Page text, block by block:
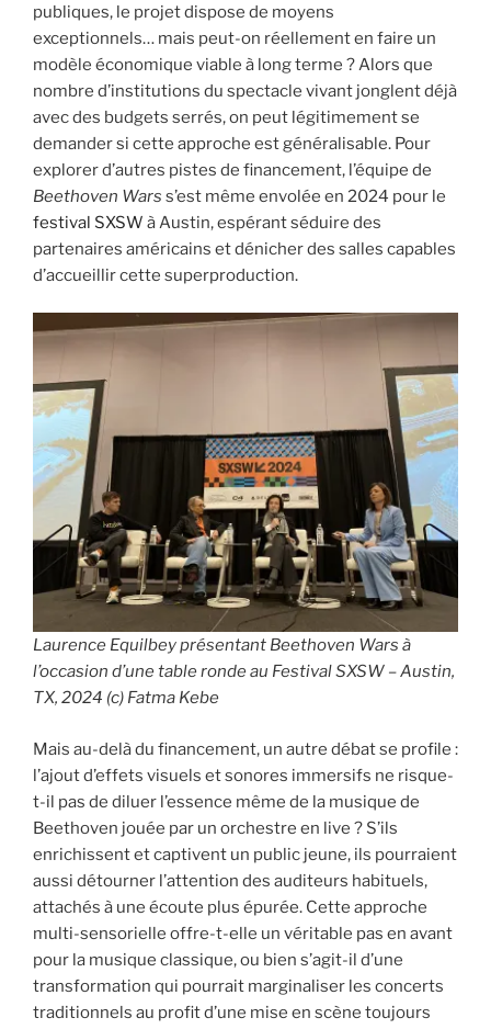
publiques, le projet dispose de moyens
exceptionnels… mais peut-on réellement en faire un
modèle économique viable à long terme ? Alors que
nombre d’institutions du spectacle vivant jonglent déjà
avec des budgets serrés, on peut légitimement se
demander si cette approche est généralisable. Pour
explorer d’autres pistes de financement, l’équipe de
Beethoven Wars s’est même envolée en 2024 pour le
festival SXSW à Austin, espérant séduire des
partenaires américains et dénicher des salles capables
d’accueillir cette superproduction.
Laurence Equilbey présentant Beethoven Wars à
l’occasion d’une table ronde au Festival SXSW – Austin,
TX, 2024 (c) Fatma Kebe
Mais au-delà du financement, un autre débat se profile :
l’ajout d’effets visuels et sonores immersifs ne risque-
t-il pas de diluer l’essence même de la musique de
Beethoven jouée par un orchestre en live ? S’ils
enrichissent et captivent un public jeune, ils pourraient
aussi détourner l’attention des auditeurs habituels,
attachés à une écoute plus épurée. Cette approche
multi-sensorielle offre-t-elle un véritable pas en avant
pour la musique classique, ou bien s’agit-il d’une
transformation qui pourrait marginaliser les concerts
traditionnels au profit d’une mise en scène toujours